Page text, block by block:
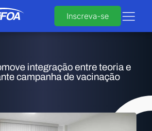
Inscreva-se
integração entre teoria e
campanha de vacinação